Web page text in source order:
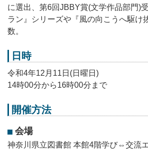
に選出、第6回JBBY賞(文学作品部門)
ラン』シリーズや『風の向こうへ駆け
数。
日時
令和4年12月11日(日曜日)
14時00分から16時00分まで
開催方法
会場
神奈川県立図書館 本館4階学び⇔交流